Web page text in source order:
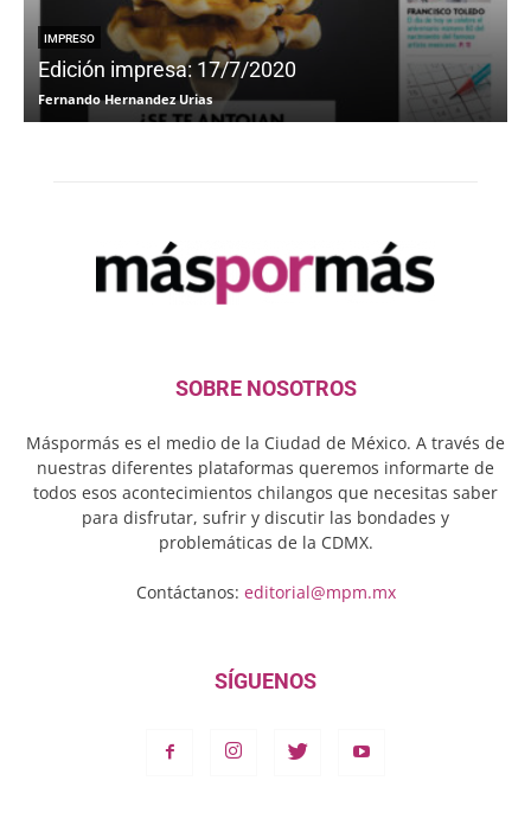
IMPRESO
Edición impresa: 17/7/2020
Fernando Hernandez Urias
SOBRE NOSOTROS
Máspormás es el medio de la Ciudad de México. A través de
nuestras diferentes plataformas queremos informarte de
todos esos acontecimientos chilangos que necesitas saber
para disfrutar, sufrir y discutir las bondades y
problemáticas de la CDMX.
Contáctanos: editorial@mpm.mx
SÍGUENOS